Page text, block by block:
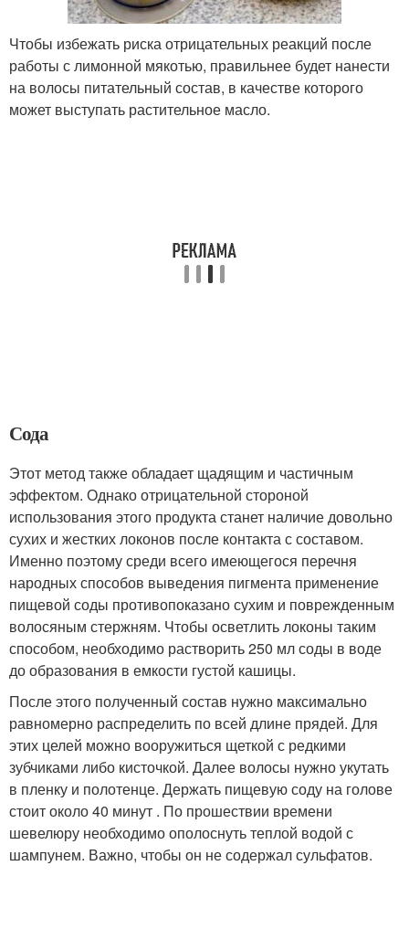
Чтобы избежать риска отрицательных реакций после
работы с лимонной мякотью, правильнее будет нанести
на волосы питательный состав, в качестве которого
может выступать растительное масло.
Сода
Этот метод также обладает щадящим и частичным
эффектом. Однако отрицательной стороной
использования этого продукта станет наличие довольно
сухих и жестких локонов после контакта с составом.
Именно поэтому среди всего имеющегося перечня
народных способов выведения пигмента применение
пищевой соды противопоказано сухим и поврежденным
волосяным стержням. Чтобы осветлить локоны таким
способом, необходимо растворить 250 мл соды в воде
до образования в емкости густой кашицы.
После этого полученный состав нужно максимально
равномерно распределить по всей длине прядей. Для
этих целей можно вооружиться щеткой с редкими
зубчиками либо кисточкой. Далее волосы нужно укутать
в пленку и полотенце. Держать пищевую соду на голове
стоит около 40 минут . По прошествии времени
шевелюру необходимо ополоснуть теплой водой с
шампунем. Важно, чтобы он не содержал сульфатов.